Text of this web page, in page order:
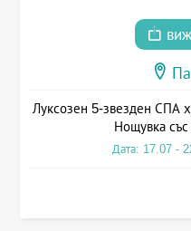
Луксозен 5-звезден СПА
Нощувка със
Дата: 17.07 -